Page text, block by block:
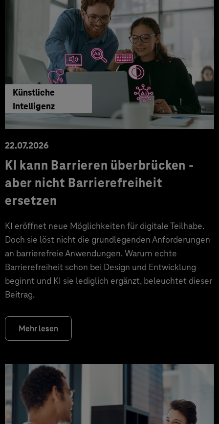
Künstliche
Intelligenz
22.07.2026
KI kann Barrieren überbrücken -
aber nicht Barrierefreiheit
ersetzen
KI eröffnet neue Möglichkeiten für digitale Teilhabe.
Doch sie löst nicht die grundlegenden Anforderungen
an barrierefreie Anwendungen. Warum echte
Barrierefreiheit schon bei Design und Entwicklung
beginnt und KI sie lediglich ergänzt, beleuchtet dieser
Beitrag.
Mehr lesen